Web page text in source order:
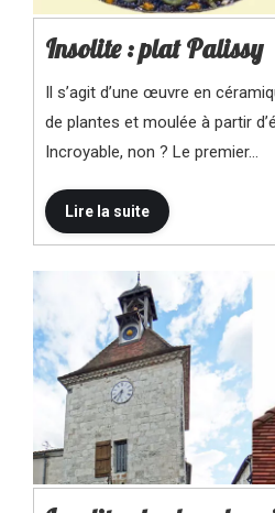
Insolite : plat Palissy
Il s’agit d’une œuvre en
de plantes et moulée à partir
Incroyable, non ? Le premier…